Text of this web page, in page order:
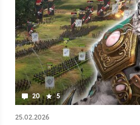
20 5
25.02.2026